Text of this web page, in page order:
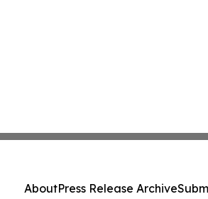
AboutPress Release Archive